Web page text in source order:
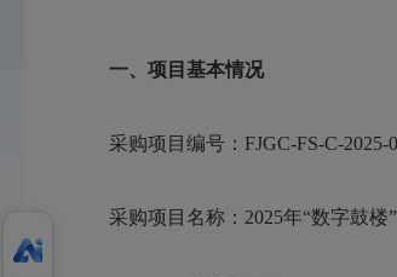
一、项目基本情况
采购项目编号： FJGC-FS-C-2025-
采购项目名称： 2025年“数字鼓楼